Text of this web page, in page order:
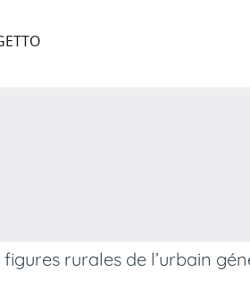
rurales de l’urbain